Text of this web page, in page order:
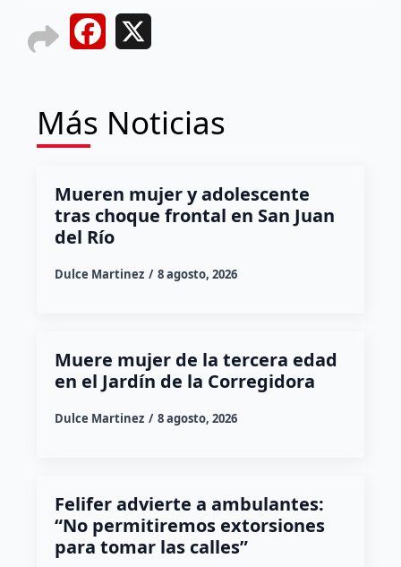
Facebook
Más Noticias
Mueren mujer y adolescente
tras choque frontal en San Juan
del Río
Dulce Martinez 8 agosto, 2026
Muere mujer de la tercera edad
en el Jardín de la Corregidora
Dulce Martinez 8 agosto, 2026
Felifer advierte a ambulantes:
“No permitiremos extorsiones
para tomar las calles”